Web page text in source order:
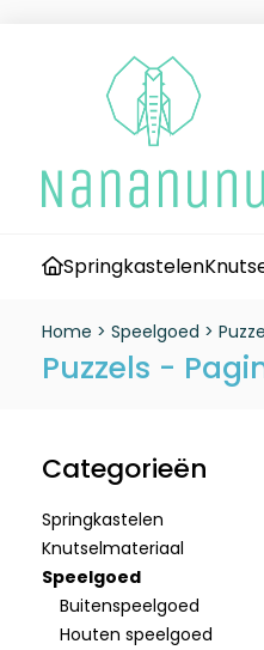
Springkastelen
Home > Speelgoed >
Puzzels -
Categorieën
Springkastelen
Knutselmateriaal
Speelgoed
Buitenspeelgoed
Houten speelgoed